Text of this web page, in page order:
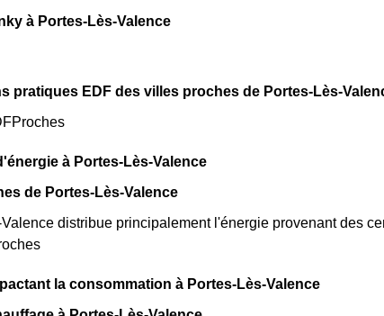
à Portes-Lès-Valence
pratiques EDF des villes proches de Portes-Lès-
à Portes-Lès-Valence
de Portes-Lès-Valence
distribue principalement l'énergie provenant des
la consommation à Portes-Lès-Valence